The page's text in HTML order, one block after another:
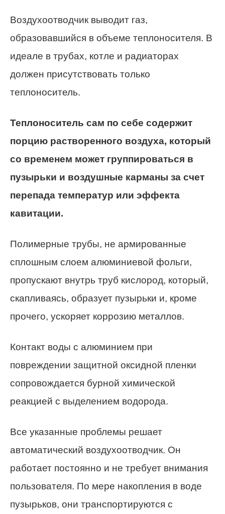
Воздухоотводчик выводит газ,
образовавшийся в объеме теплоносителя. В
идеале в трубах, котле и радиаторах
должен присутствовать только
теплоноситель.
Теплоноситель сам по себе содержит
порцию растворенного воздуха, который
со временем может группироваться в
пузырьки и воздушные карманы за счет
перепада температур или эффекта
кавитации.
Полимерные трубы, не армированные
сплошным слоем алюминиевой фольги,
пропускают внутрь труб кислород, который,
скапливаясь, образует пузырьки и, кроме
прочего, ускоряет коррозию металлов.
Контакт воды с алюминием при
повреждении защитной оксидной пленки
сопровождается бурной химической
реакцией с выделением водорода.
Все указанные проблемы решает
автоматический воздухоотводчик. Он
работает постоянно и не требует внимания
пользователя. По мере накопления в воде
пузырьков, они транспортируются с